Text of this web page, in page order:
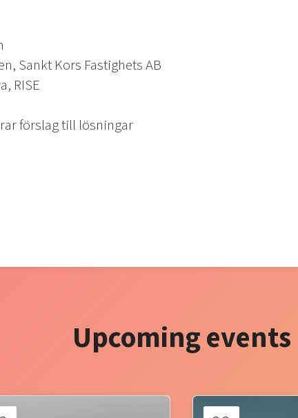
Sankt Kors Fastighets AB
RISE
förslag till lösningar
Upcoming events